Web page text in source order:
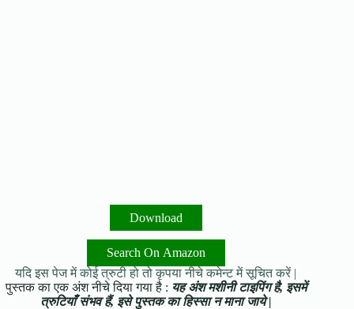
Download
Search On Amazon
यदि इस पेज में कोई त्रुटी हो तो कृपया नीचे कमेन्ट में सूचित करें |
पुस्तक का एक अंश नीचे दिया गया है : यह अंश मशीनी टाइपिंग है, इसमें
त्रुटियाँ संभव हैं, इसे पुस्तक का हिस्सा न माना जाये |